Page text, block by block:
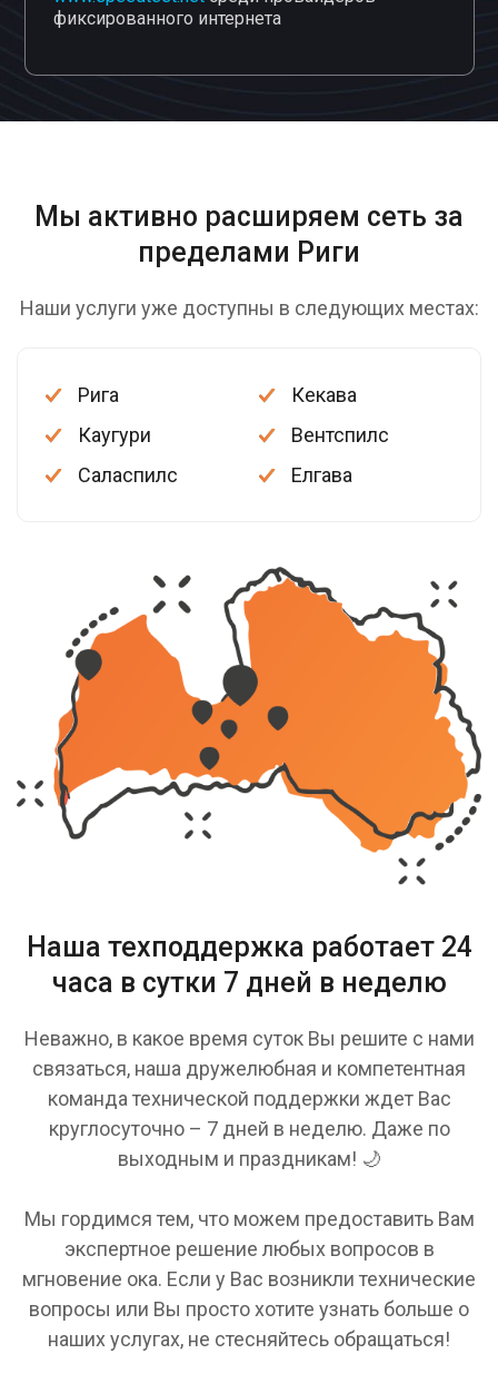
фиксированного интернета
Мы активно расширяем сеть за
пределами Риги
Наши услуги уже доступны в следующих местах:
Рига
Каугури
Саласпилс
Кекава
Вентспилс
Елгава
Наша техподдержка работает24
часа в сутки 7 дней в неделю
Неважно, в какое время суток Вы решите с нами
связаться, наша дружелюбная и компетентная
команда технической поддержки ждет Вас
круглосуточно – 7 дней в неделю. Даже по
выходным и праздникам! 🌙
Мы гордимся тем, что можем предоставить Вам
экспертное решение любых вопросов в
мгновение ока. Если у Вас возникли технические
вопросы или Вы просто хотите узнать больше о
наших услугах, не стесняйтесь обращаться!